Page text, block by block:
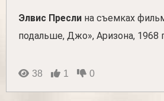
Элвис Пресли на съемках
подальше, Джо», Аризона, 1968
38 1 0